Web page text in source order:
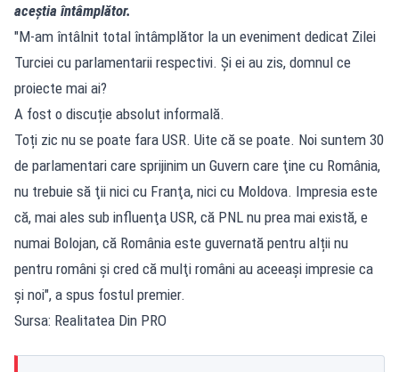
aceștia întâmplător.
"M-am întâlnit total întâmplător la un eveniment dedicat Zilei
Turciei cu parlamentarii respectivi. Și ei au zis, domnul ce
proiecte mai ai?
A fost o discuție absolut informală.
Toți zic nu se poate fara USR. Uite că se poate. Noi suntem 30
de parlamentari care sprijinim un Guvern care ţine cu România,
nu trebuie să ţii nici cu Franţa, nici cu Moldova. Impresia este
că, mai ales sub influenţa USR, că PNL nu prea mai există, e
numai Bolojan, că România este guvernată pentru alții nu
pentru români şi cred că mulţi români au aceeaşi impresie ca
şi noi", a spus fostul premier.
Sursa: Realitatea Din PRO